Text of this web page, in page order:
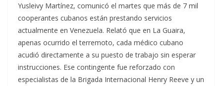
Yusleivy Martínez, comunicó el martes que más de 7 mil
cooperantes cubanos están prestando servicios
actualmente en Venezuela. Relató que en La Guaira,
apenas ocurrido el terremoto, cada médico cubano
acudió directamente a su puesto de trabajo sin esperar
instrucciones. Ese contingente fue reforzado con
especialistas de la Brigada Internacional Henry Reeve y un